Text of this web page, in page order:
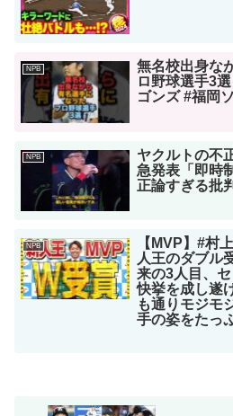
NPB
無名校出身な
ロ野球選手3
ゴンズ #福岡
NPB
ヤクルトの不
急発表「即時
正論すぎる批
NPB
【MVP】#村
人王のダブル
来の3人目、
快挙を成し遂
も通りモジモ
手の姿をたっ